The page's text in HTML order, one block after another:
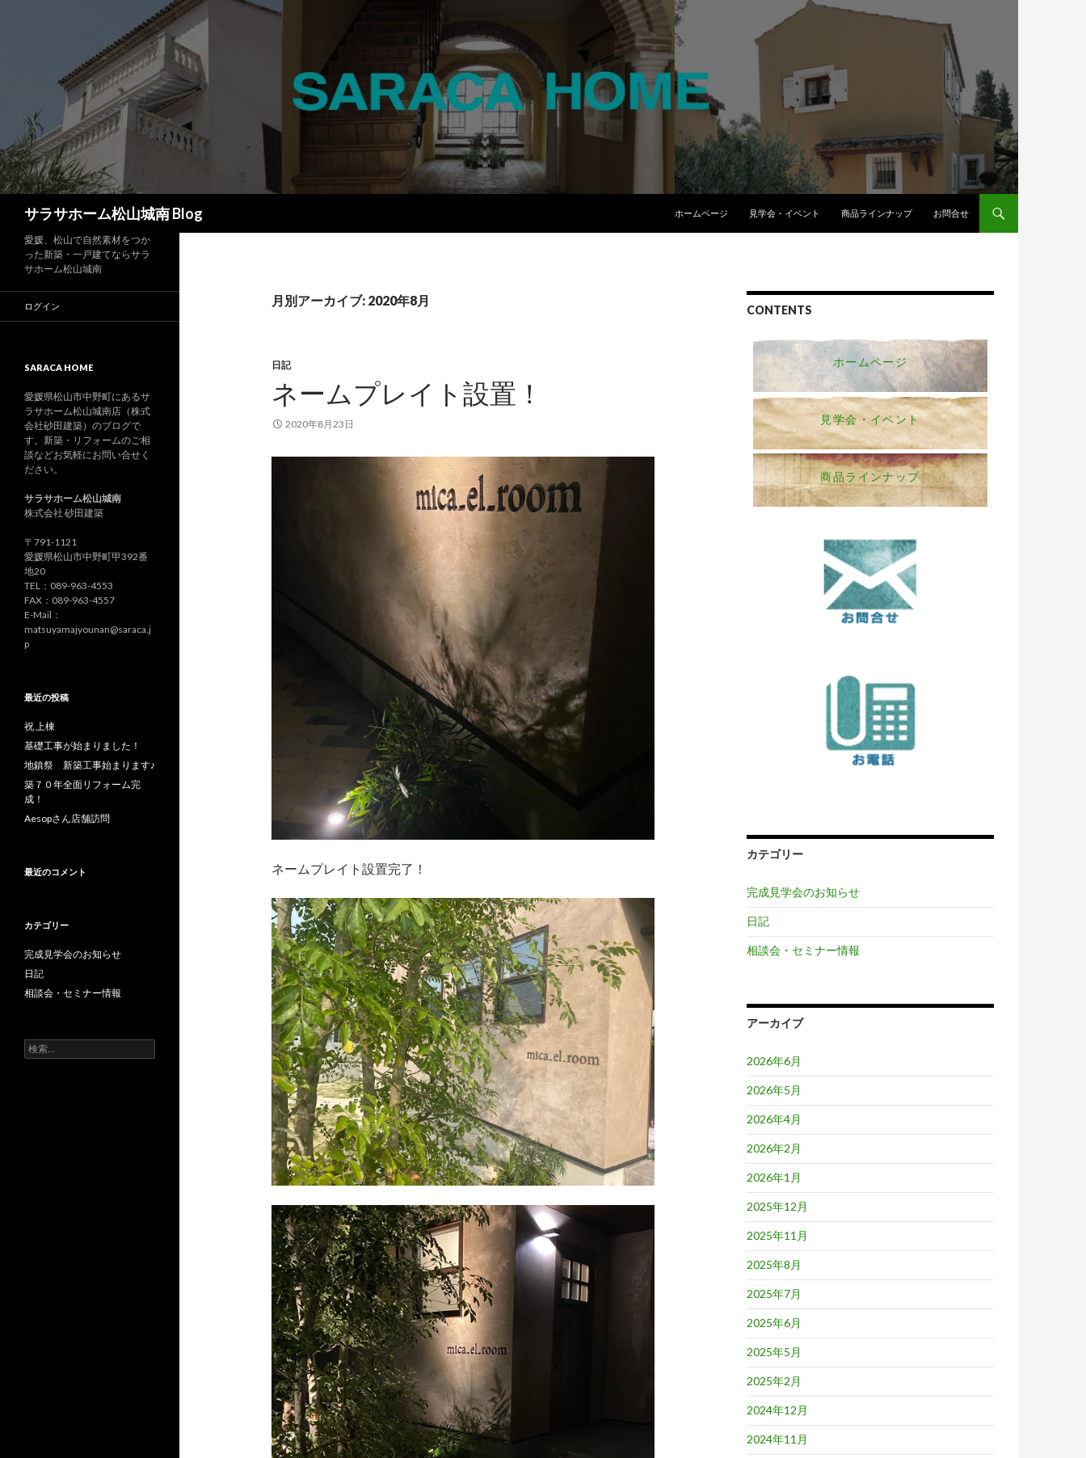
サラサホーム松山城南 Blog
ホームページ
見学会・イベント 商品ラインナップ お問合せ
月別アーカイブ: 2020年8月
日記
ネームプレイト設置！
2020年8月23日
ネームプレイト設置完了！
CONTENTS
ホームページ
見学会・イベント
商品ラインナップ
カテゴリー
完成見学会のお知らせ
日記
相談会・セミナー情報
アーカイブ
2026年6月
2026年5月
2026年4月
2026年2月
2026年1月
2025年12月
2025年11月
2025年8月
2025年7月
2025年6月
2025年5月
2025年2月
2024年12月
2024年11月
愛媛、松山で自然素材をつか
った新築・一戸建てならサラ
サホーム松山城南
ログイン
SARACA HOME
愛媛県松山市中野町にあるサ
ラサホーム松山城南店（株式
会社砂田建築）のブログで
す。新築・リフォームのご相
談などお気軽にお問い合せく
ださい。
サラサホーム松山城南
株式会社 砂田建築
〒791-1121
愛媛県松山市中野町甲392番
地20
TEL：089-963-4553
FAX：089-963-4557
E-Mail：
matsuyamajyounan@saraca.j
p
最近の投稿
祝 上棟
基礎工事が始まりました！
地鎮祭 新築工事始まります♪
築７０年全面リフォーム完
成！
Aesopさん店舗訪問
最近のコメント
カテゴリー
完成見学会のお知らせ
日記
相談会・セミナー情報
検
索: